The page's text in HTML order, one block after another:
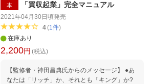
本 「買収起業」完全マニュアル
2021年04月30日頃発売
4(1件)
在庫あり
2,200円 (税込)
【監修者・神田昌典氏からのメッセージ】 ●あ
なたは「リッチ」か、それとも「キング」か?